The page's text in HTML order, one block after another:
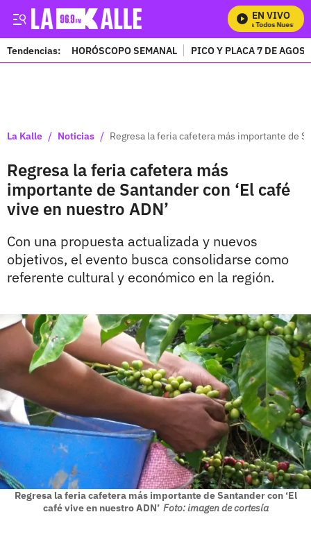
EN VIVO
Mira Todos Nuestros
Tendencias: HORÓSCOPO SEMANAL PICO Y PLACA 7 DE
La Kalle / Noticias / Regresa la feria cafetera más importante de
Regresa la feria cafetera más
importante de Santander con ‘El café
vive en nuestro ADN’
Con una propuesta actualizada y nuevos
objetivos, el evento busca consolidarse como
referente cultural y económico en la región.
Regresa la feria cafetera más importante de Santander con ‘El
café vive en nuestro ADN’ Foto: imagen de cortesía